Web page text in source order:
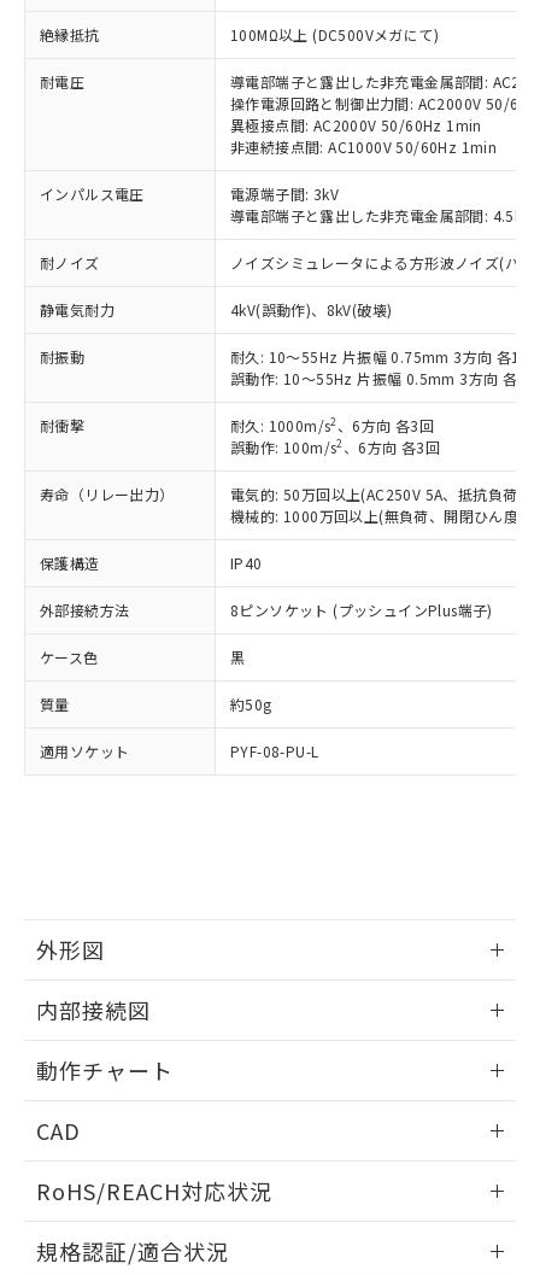
絶縁抵抗 100MΩ以上 (DC500Vメガにて)
耐電圧
導電部端子と露出した非充電金属部間:
操作電源回路と制御出力間: AC2000V 50/
異極接点間: AC2000V 50/60Hz 1min
非連続接点間: AC1000V 50/60Hz 1min
インパルス電圧
電源端子間: 3kV
導電部端子と露出した非充電金属部間: 4.5kV
耐ノイズ ノイズシミュレータによる方形波ノイズ(パ
静電気耐力 4kV(誤動作)、8kV(破壊)
耐振動
耐久: 10～55Hz 片振幅 0.75mm 3方向 各1h
誤動作: 10～55Hz 片振幅 0.5mm 3方向 各
耐衝撃 耐久: 1000m/s2 、6方向 各3回
誤動作: 100m/s2 、6方向 各3回
寿命（リレー出力）
電気的: 50万回以上(AC250V 5A、抵抗負荷
機械的: 1000万回以上(無負荷、開閉ひん度
保護構造 IP40
外部接続方法 8ピンソケット (プッシュインPlus端子)
ケース色 黒
質量 約50g
適用ソケット PYF-08-PU-L
外形図
外形図
内部接続図
内部接続図
動作チャート
動作チャート
CAD
ドすることができます。
RoHS/REACH対応状況
規格認証/適合状況
ご利用条件
以下の条件をお読みいただき、同意のうえ
ご利用ください。
本サービスは、当社制御機器事業取扱
商品の当社在庫状況および標準価格
(税抜)を提供させていただくもので
本サービスの対象外となる商品もある
ことをご了承ください。
在庫状況および標準価格照会結果は、
記載している更新日時点での社内デー
タに基づき作成されるものであり、閲
覧された時点での実際の在庫および標
準価格とは異なる場合があることをご
了承ください。
正式な納期状況および標準価格はお客
様のお取引先、またはお客様担当のオ
ムロン制御機器販売店・当社販売員に
ご相談ください。
オムロン制御機器販売店や当社販売拠
販売ネットワーク
」をご確認
在庫状況および標準価格結果を当社の
事前の承諾なく第三者に漏洩または開
示しないようお願いします。
マイパーツ機能（部品リスト作成サー
をご了承ください。
※当社の共同利用者とは、
の共同利用に関して"
の「1.共同利
用者の範囲」に記載されている法人を
対応予定：EU RoHS指令（10物質）の非含
有に対応した製品に切り替える予定のある
対応予定なし：EU RoHS指令（10物質）の
非含有に非対応の商品で、対応品を出す予
定はありません。
調査・確認中：EU RoHS指令（10物質）の
非含有の対応状況を調査中または確認中の
非該当品：ライセンス料など無形物で、有
害物質有無と関係のない商品です。
仕入先様の事情により、非含有部品として
いたものが、含有品と判明した場合などや
ミウム(Cd) 100ppm以下、
六価クロム(Cr(Ⅵ)) 1000ppm以下、ポリ臭化ビフェニル
(PBDE) 1000ppm以下、フタル酸ビス(2-エチルヘキシ
ル) (DEHP)(別名：DOP) 1000ppm以下、フタル酸ブチ
ルベンジル（BBP） 1000ppm以下、フタル酸ジブチル
（DBP） 1000ppm以下、フタル酸ジイソブチル
(DIBP) 1000ppm以下
但し、RoHS指令で産業用監視および制御機器に対する
適用除外項目は除く。
フタル酸エステル類の４物質については閾値を超える意
※2 対応予定月
部品在庫の切り替え状況などにより、予定
月が前後することがあります。
下記の非含有証明書をダウンロードするこ
とができます。
EU RoHS指令（10物質）の非含有証明書
51物質の非含有証明書（当社基準）
るもので、過去に遡って非含有を証明する
ものではありません。
物質の対応では、対応完了までの期間は出
荷製品に未対応品が混在することから備考
欄に対応日を記載しておりました。
していることから、特段のことがない限
※1 中国RoHS○×表
「○」：最大均質材料含有率が中国RoHSの
基準値以下であることを示します。
「×」：最大均質材料含有率が中国RoHSの
基準値を超えていることを示します。
「－」：未確認です。当社販売部門へお問
い合わせください。
*中国RoHS10物質の基準値 (GB/T26572)：
Pb(鉛) :1000ppm、 Hg(水銀) : 1000ppm、 Cd(カドミウ
Cr(Ⅵ)(六価クロム) : 1000ppm、 PBBs(ポリ臭化ビフェ
ニル類) : 1000ppm、 PBDEs(ポリ臭化ジフェニルエーテ
ル類) : 1000ppm、
DBP(フタル酸ジブチル) : 1000ppm、 DIBP(フタル酸ジ
イソブチル) : 1000ppm、 BBP(フタル酸ブチルベンジ
ル) : 1000ppm、
※2 環境保護使用期限
「ｅ」：有害物質（10物質）のすべてが基
準値以下であることを示します。
「10」：通常の使用状況下において有害物
質が外部に漏えいし、環境に深刻な影響を
当社は、これら貴社製品のうち、外国
為替および外国貿易法に定める商品
（以下｢規制貨物等」という）を輸出
または国外への提供する場合は、日本
国政府の輸出許可(または役務取引許
可)を取得するなどの必要な手続きを
とります。
当社は規制貨物を破棄する場合は、完
全に破砕するなど、違法に輸出されな
当社は貴社製品を、核兵器、ミサイ
ル、化学兵器、生物兵器またはその他
武器並びにこれらの製造装置等に一切
使用いたしません。
当社は、貴社製品を第三者に販売する
場合は、上記1、2および3の内容を当
該第三者に通知します。また当社は、
販売先および販売に係わる関係者が違
法に輸出するおそれがある場合は、取
○ 一定数以上の在庫あり
一定数には満たないが在庫あり
－
在庫なし(最新の在庫状況につ
いては、お客様のお取引先、ま
たはお客様担当のオムロン制御
機器販売店・当社販売員にご確
認ください)
空
受注生産機種、また在庫状況の